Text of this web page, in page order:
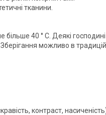
тканини.
40 ° C. Деякі
можливо в
контраст,